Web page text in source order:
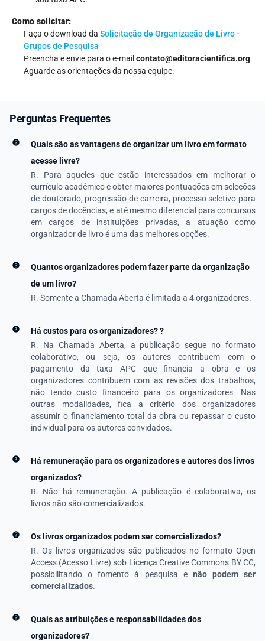
Como solicitar:
Faça o download da Solicitação de Organização de Livro -
Grupos de Pesquisa
Preencha e envie para o e-mail contato@editoracientifica.org
Aguarde as orientações da nossa equipe.
Perguntas Frequentes
Quais são as vantagens de organizar um livro em formato
acesse livre?
R. Para aqueles que estão interessados em melhorar o
currículo acadêmico e obter maiores pontuações em seleções
de doutorado, progressão de carreira, processo seletivo para
cargos de docências, e até mesmo diferencial para concursos
em cargos de instituições privadas, a atuação como
organizador de livro é uma das melhores opções.
Quantos organizadores podem fazer parte da organização
de um livro?
R. Somente a Chamada Aberta é limitada a 4 organizadores.
Há custos para os organizadores? ?
R. Na Chamada Aberta, a publicação segue no formato
colaborativo, ou seja, os autores contribuem com o
pagamento da taxa APC que financia a obra e os
organizadores contribuem com as revisões dos trabalhos,
não tendo custo financeiro para os organizadores. Nas
outras modalidades, fica a critério dos organizadores
assumir o financiamento total da obra ou repassar o custo
individual para os autores convidados.
Há remuneração para os organizadores e autores dos livros
organizados?
R. Não há remuneração. A publicação é colaborativa, os
livros não são comercializados.
Os livros organizados podem ser comercializados?
R. Os livros organizados são publicados no formato Open
Access (Acesso Livre) sob Licença Creative Commons BY CC,
possibilitando o fomento à pesquisa e não podem ser
comercializados.
Quais as atribuições e responsabilidades dos
organizadores?